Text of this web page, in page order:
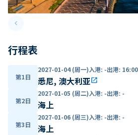
keyboard_arrow_leftPrevious slide
行程表
第1日
2027-01-04 (周一)入港: -出港: 16:00
悉尼, 澳大利亚open_in_new
第2日
2027-01-05 (周二)入港: -出港: -
海上
第3日
2027-01-06 (周三)入港: -出港: -
海上